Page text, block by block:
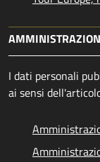
I dati personali
ai sensi